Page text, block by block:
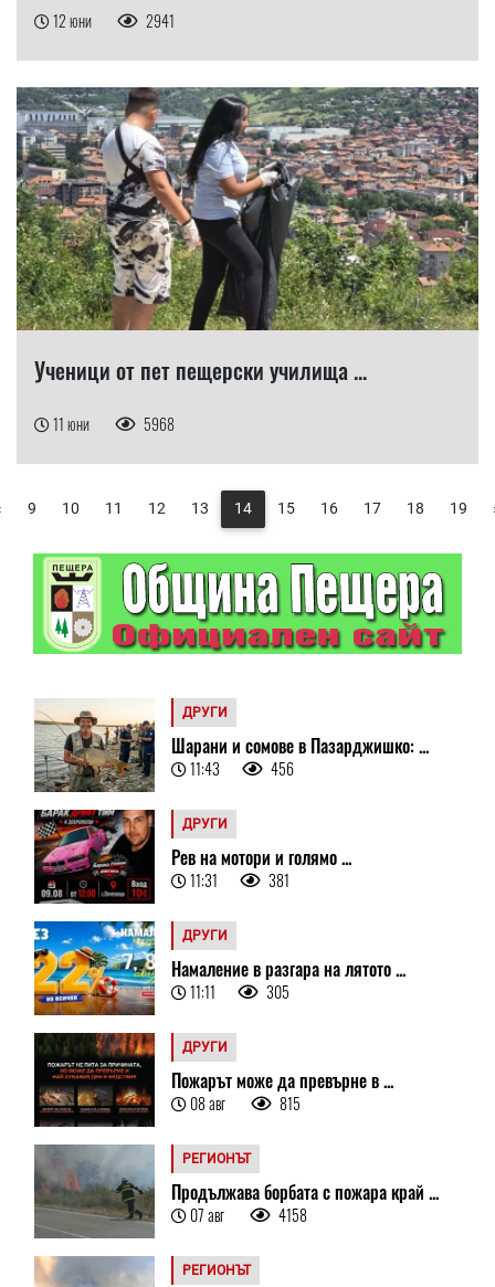
12 юни 2941
Ученици от пет пещерски училища ...
11 юни 5968
9 10 11 12 13 14 15 16 17 18 19
ДРУГИ
Шарани и сомове в Пазарджишко: ...
11:43 456
ДРУГИ
Рев на мотори и голямо ...
11:31 381
ДРУГИ
Намаление в разгара на лятото ...
11:11 305
ДРУГИ
Пожарът може да превърне в ...
08 авг 815
РЕГИОНЪТ
Продължава борбата с пожара край ...
07 авг 4158
РЕГИОНЪТ